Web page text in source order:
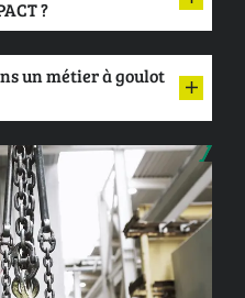
?
un métier à goulot